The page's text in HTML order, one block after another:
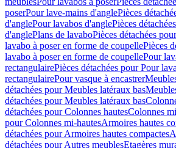
poserPour lave-mains d'anglePièces
d'anglePour lavabos d'anglePièces
d'anglePlans de lavaboPièces détachées
lavabo à poser en forme de coupellePièces
lavabo à poser en forme de coupellePour
rectangulairePièces détachées pour Pour
rectangulairePour vasque à encastrer
détachées pour Meubles latéraux bas
détachées pour Meubles latéraux bas
détachées pour Colonnes hautesColonnes
pour Colonnes mi-hautesArmoires hautes
détachées pour Armoires hautes compactes
détachées pour Autres meublesEtagères